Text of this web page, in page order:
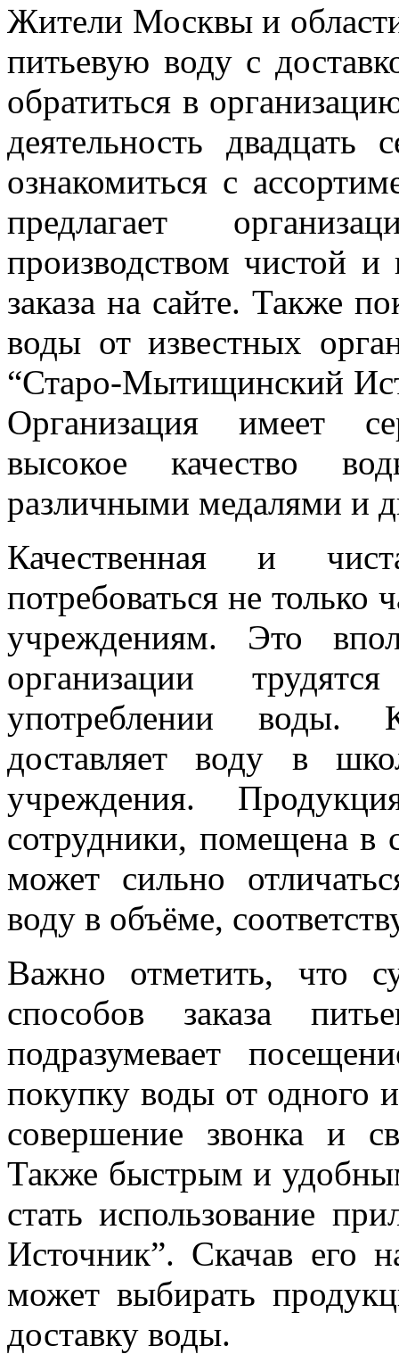
Жители Москвы и
питьевую воду с
обратиться в
деятельность
ознакомиться с
предлагает
производством чистой
заказа на сайте. Также
воды от известных
“Старо-Мытищинский
Организация имеет
высокое качество
различными медалями и
Качественная и
потребоваться не
учреждениям. Это
организации
употреблении воды.
доставляет воду в
учреждения.
сотрудники, помещена в
может сильно
воду в объёме,
Важно отметить, что
способов заказа
подразумевает
покупку воды от одного
совершение звонка и
Также быстрым и
стать использование
Источник”. Скачав его
может выбирать
доставку воды.